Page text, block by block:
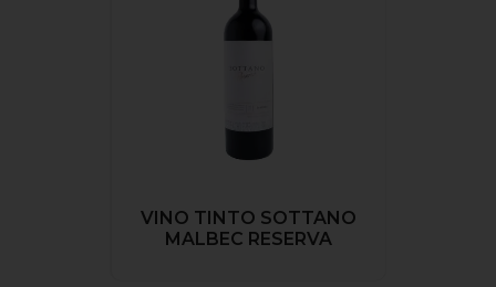
VINO TINTO SOTTANO
MALBEC RESERVA